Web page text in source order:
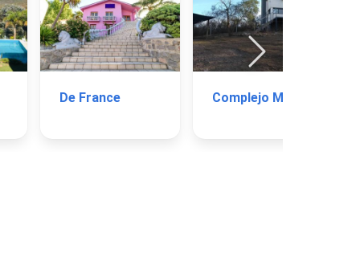
De France